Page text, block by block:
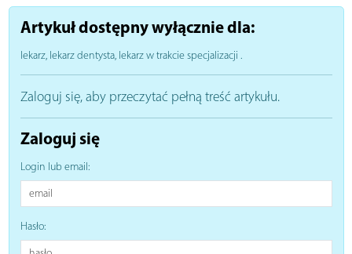
Artykuł dostępny wyłącznie dla:
lekarz, lekarz dentysta, lekarz w trakcie specjalizacji .
Zaloguj się, aby przeczytać pełną treść artykułu.
Zaloguj się
Login lub email:
Hasło: